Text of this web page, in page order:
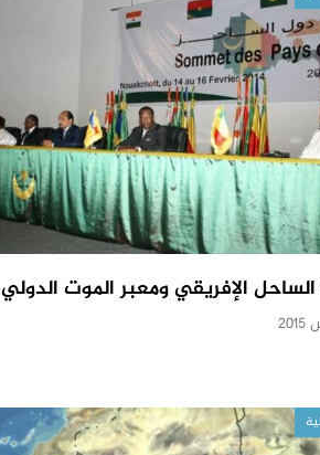
الإفريقي ومعبر الموت الدولي